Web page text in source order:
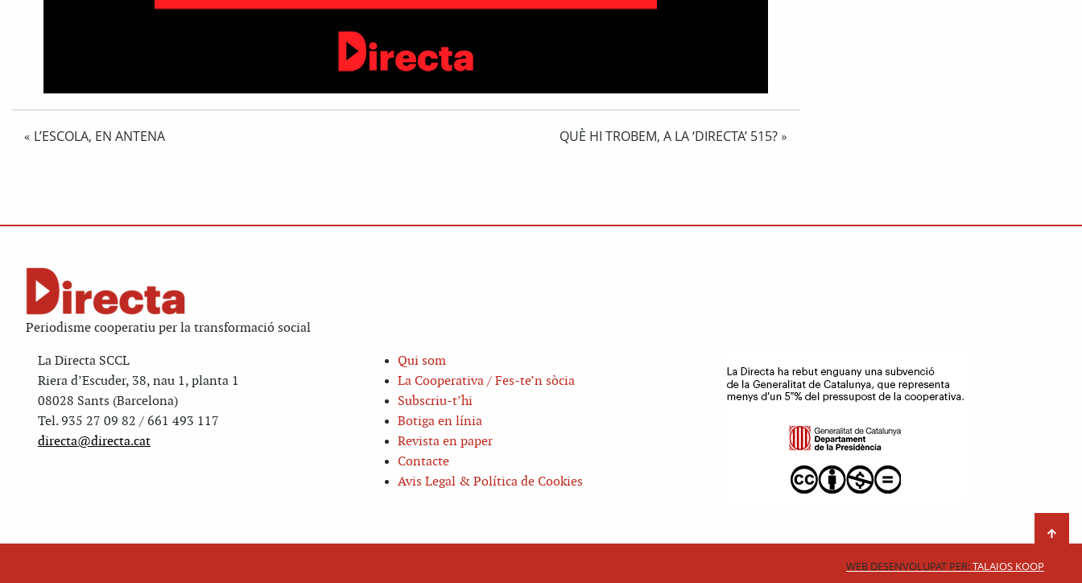
« L’ESCOLA, EN ANTENA QUÈ HI TROBEM, A LA ‘DIRECTA’ 515? »
Periodisme cooperatiu per la transformació social
La Directa SCCL
Riera d’Escuder, 38, nau 1, planta 1
08028 Sants (Barcelona)
Tel. 935 27 09 82 / 661 493 117
directa@directa.cat
Qui som
La Cooperativa / Fes-te’n sòcia
Subscriu-t’hi
Botiga en línia
Revista en paper
Contacte
Avis Legal & Política de Cookies
WEB DESENVOLUPAT PER:TALAIOS KOOP